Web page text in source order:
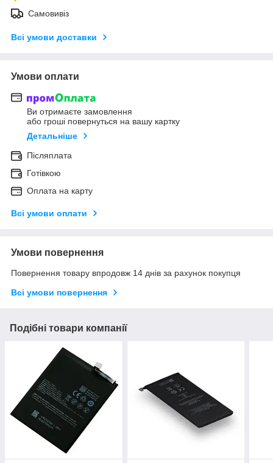
Самовивіз
Всі умови доставки
Умови оплати
Ви отримаєте замовлення
або гроші повернуться на вашу картку
Детальніше
Післяплата
Готівкою
Оплата на карту
Всі умови оплати
Умови повернення
Повернення товару впродовж 14 днів за рахунок покупця
Всі умови повернення
Подібні товари компанії